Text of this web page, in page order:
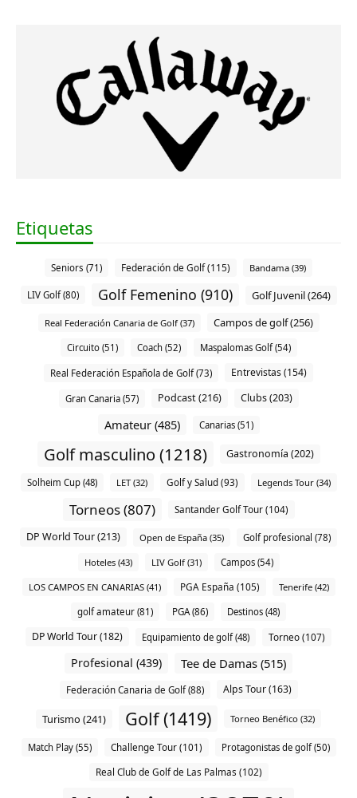
Etiquetas
Seniors (71) Federación de Golf (115) Bandama (39)
LIV Golf (80) Golf Femenino (910) Golf Juvenil (264)
Real Federación Canaria de Golf (37) Campos de golf (256)
Circuito (51) Coach (52) Maspalomas Golf (54)
Real Federación Española de Golf (73) Entrevistas (154)
Gran Canaria (57) Podcast (216) Clubs (203)
Amateur (485) Canarias (51)
Golf masculino (1218) Gastronomía (202)
Solheim Cup (48) LET (32) Golf y Salud (93) Legends Tour (34)
Torneos (807) Santander Golf Tour (104)
DP World Tour (213) Open de España (35) Golf profesional (78)
Hoteles (43) LIV Golf (31) Campos (54)
LOS CAMPOS EN CANARIAS (41) PGA España (105) Tenerife (42)
golf amateur (81) PGA (86) Destinos (48)
DP World Tour (182) Equipamiento de golf (48) Torneo (107)
Profesional (439) Tee de Damas (515)
Federación Canaria de Golf (88) Alps Tour (163)
Turismo (241) Golf (1419) Torneo Benéfico (32)
Match Play (55) Challenge Tour (101) Protagonistas de golf (50)
Real Club de Golf de Las Palmas (102)